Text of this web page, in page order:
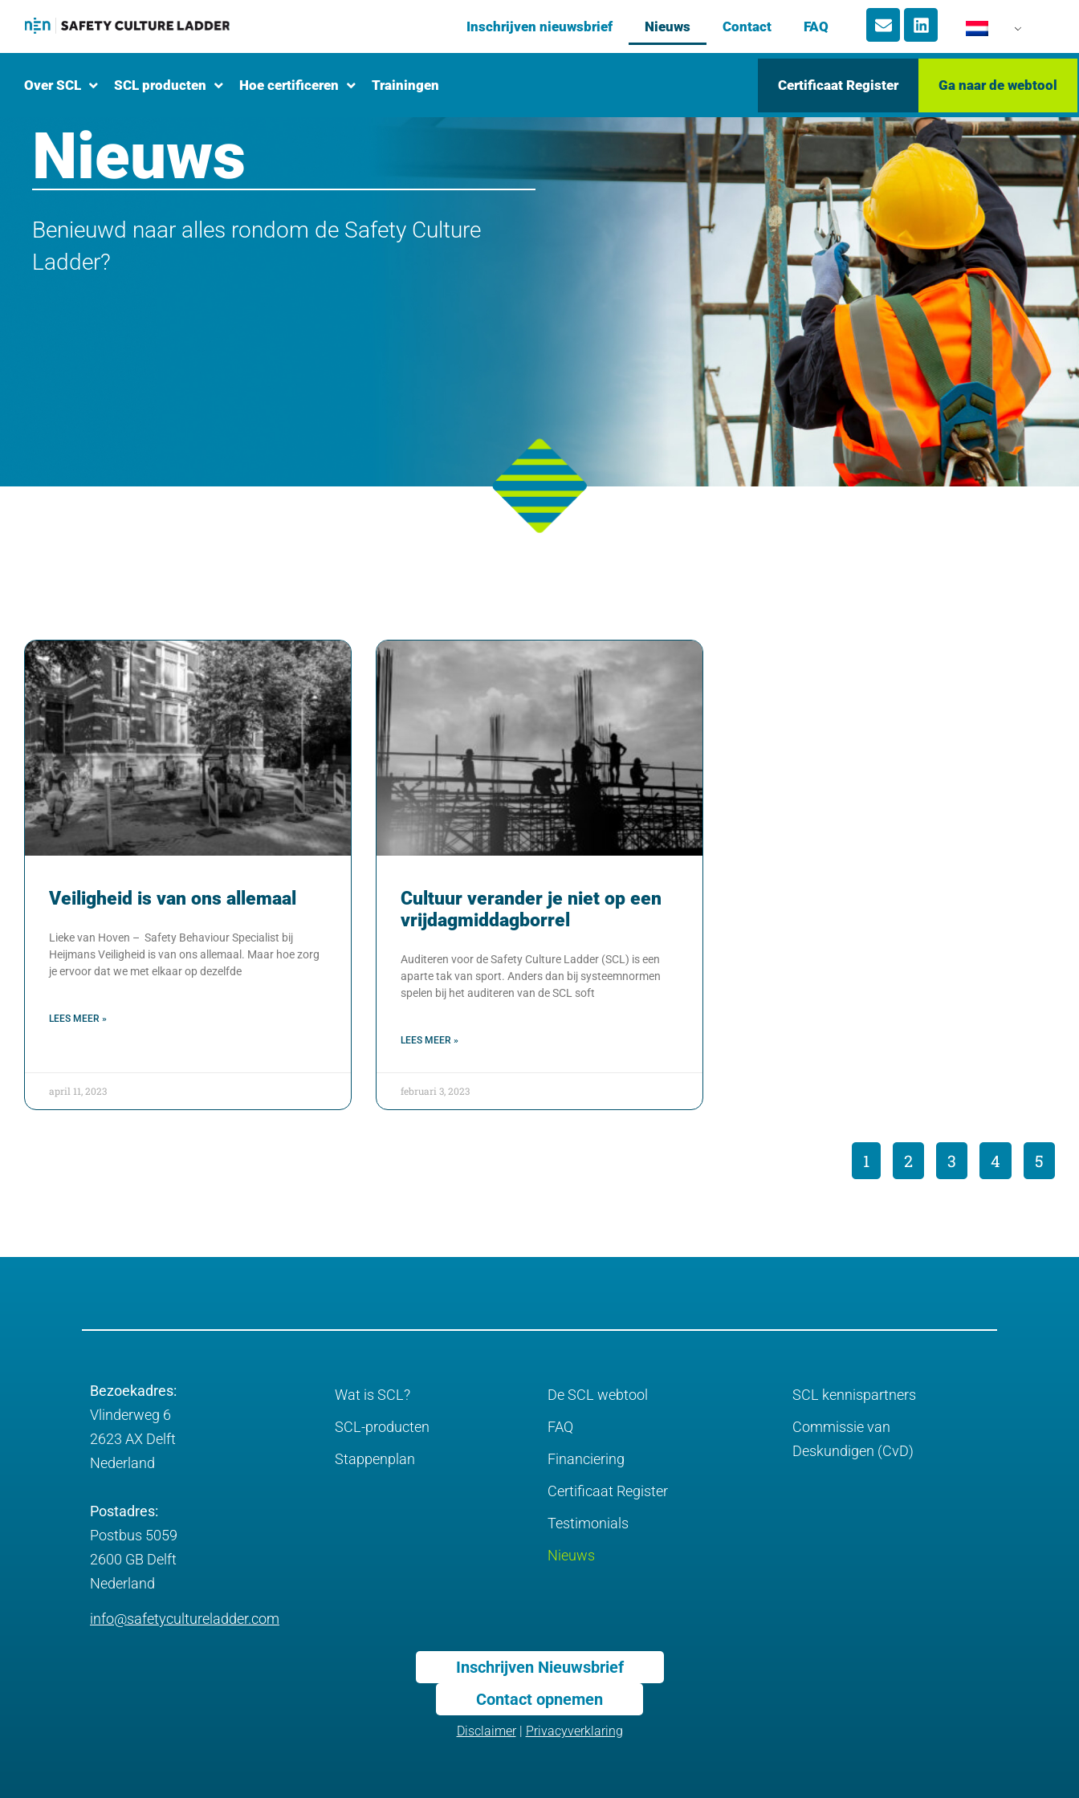
Inschrijven nieuwsbrief Nieuws Contact FAQ
Over SCL SCL producten Hoe certificeren Trainingen Certificaat Register Ga naar de webtool
Nieuws
Benieuwd naar alles rondom de Safety Culture
Ladder?
Veiligheid is van ons allemaal
Lieke van Hoven – Safety Behaviour Specialist bij
Heijmans Veiligheid is van ons allemaal. Maar hoe zorg
je ervoor dat we met elkaar op dezelfde
LEES MEER »
april 11, 2023
Cultuur verander je niet op een
vrijdagmiddagborrel
Auditeren voor de Safety Culture Ladder (SCL) is een
aparte tak van sport. Anders dan bij systeemnormen
spelen bij het auditeren van de SCL soft
LEES MEER »
februari 3, 2023
1 2 3 4 5
Bezoekadres:
Vlinderweg 6
2623 AX Delft
Nederland
Postadres:
Postbus 5059
2600 GB Delft
Nederland
info@safetycultureladder.com
Wat is SCL?
SCL-producten
Stappenplan
De SCL webtool
FAQ
Financiering
Certificaat Register
Testimonials
Nieuws
SCL kennispartners
Commissie van
Deskundigen (CvD)
Inschrijven Nieuwsbrief
Contact opnemen
Disclaimer| Privacyverklaring